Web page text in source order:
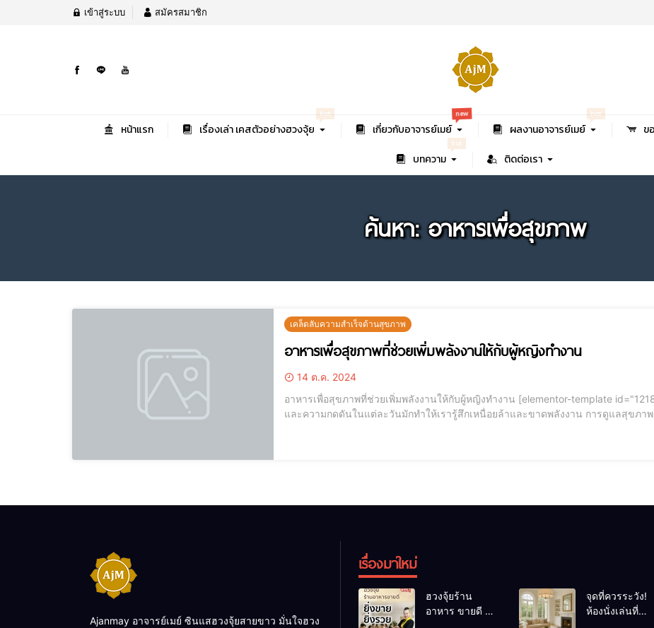
เข้าสู่ระบบ สมัครสมาชิก
หน้าแรก เรื่องเล่า เคสตัวอย่างฮวงจุ้ย
hot
เกี่ยวกับอาจารย์เมย์
new
ผลงานอาจารย์เมย์
hot
ข
บทความ
hot
ติดต่อเรา
ค้นหา: อาหารเพื่อสุขภาพ
เคล็ดลับความสำเร็จด้านสุขภาพ
อาหารเพื่อสุขภาพที่ช่วยเพิ่มพลังงานให้กับผู้หญิงทำงาน
14 ต.ค. 2024
อาหารเพื่อสุขภาพที่ช่วยเพิ่มพลังงานให้กับผู้หญิงทำงาน [elementor-template id="12184"] ในชีวิตของผู้หญิงทำงานยุคใหม่ ความเร่งรีบ
และความกดดันในแต่ละวันมักทำให้เรารู้สึกเหนื่อยล้าและขาดพลังงาน การดูแลสุขภ
Ajanmay อาจารย์เมย์ ซินแสฮวงจุ้ยสายขาว มั่นใจฮวง
เรื่องมาใหม่
ฮวงจุ้ยร้าน
อาหาร ขายดี ยิ่ง
จุดที่ควรระวัง!
ห้องนั่งเล่นที่